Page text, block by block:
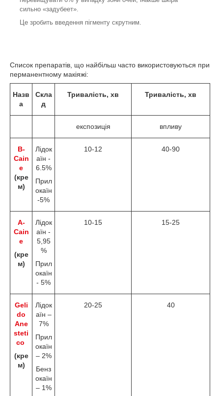
сильно «задубеет».
Це зробить введення пігменту скрутним.
Список препаратів, що найбільш часто використовуються при
перманентному макіяжі:
Назв
а
Скла
д
Тривалість, хв Тривалість, хв
експозиція впливу
B-
Cain
e
(кре
м)
Лідок
аїн -
6.5%
Прил
окаїн
-5%
10-12 40-90
A-
Cain
e
(кре
м)
Лідок
аїн -
5,95
%
Прил
окаїн
- 5%
10-15 15-25
Geli
do
Ane
steti
co
(кре
м)
Лідок
аїн –
7%
Прил
окаїн
– 2%
Бенз
окаїн
– 1%
20-25 40